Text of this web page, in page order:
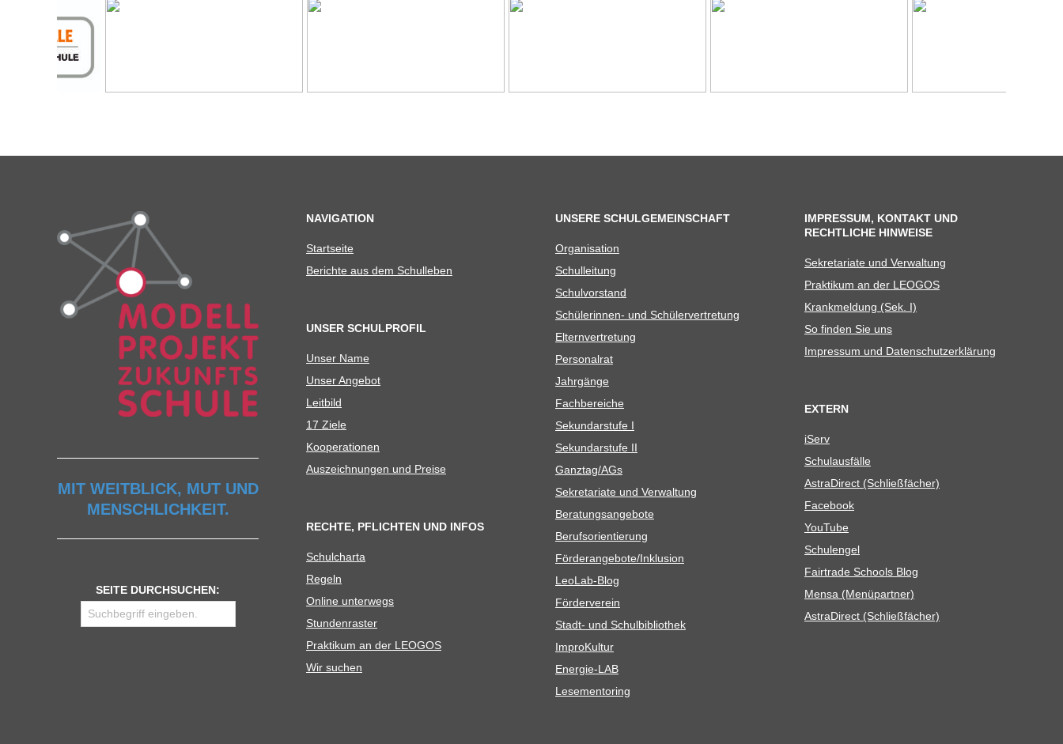
MIT WEITBLICK, MUT UND
MENSCHLICHKEIT.
SEITE DURCHSUCHEN:
NAVIGATION
Start­seite
Berichte aus dem Schulleben
UNSER SCHULPROFIL
Unser Name
Unser Ange­bot
Leit­bild
17 Ziele
Koope­ra­tio­nen
Aus­zeich­nun­gen und Preise
RECHTE, PFLICHTEN UND INFOS
Schul­charta
Regeln
Online unter­wegs
Stun­den­ras­ter
Prak­ti­kum an der LEOGOS
Wir suchen
UNSERE SCHULGEMEINSCHAFT
Orga­ni­sa­tion
Schul­lei­tung
Schul­vor­stand
Schü­le­rin­nen- und Schülervertretung
Eltern­ver­tre­tung
Per­so­nal­rat
Jahr­gänge
Fach­be­rei­che
Sekun­dar­stufe I
Sekun­dar­stufe II
Ganztag/​​AGs
Sekre­ta­riate und Verwaltung
Bera­tungs­an­ge­bote
Berufs­ori­en­tie­rung
Förderangebote/​​Inklusion
Leo­Lab-Blog
För­der­ver­ein
Stadt- und Schulbibliothek
Impro­Kul­tur
Ener­­gie-LAB
Lese­men­to­ring
IMPRESSUM, KONTAKT UND
RECHTLICHE HINWEISE
Sekre­ta­riate und Verwaltung
Prak­ti­kum an der LEOGOS
Krank­mel­dung (Sek. I)
So fin­den Sie uns
Impres­sum und Datenschutzerklärung
EXTERN
iServ
Schul­aus­fälle
Astra­Di­rect (Schließ­fä­cher)
Face­book
You­Tube
Schul­en­gel
Fair­trade Schools Blog
Mensa (Menü­part­ner)
Astra­Di­rect (Schließ­fä­cher)